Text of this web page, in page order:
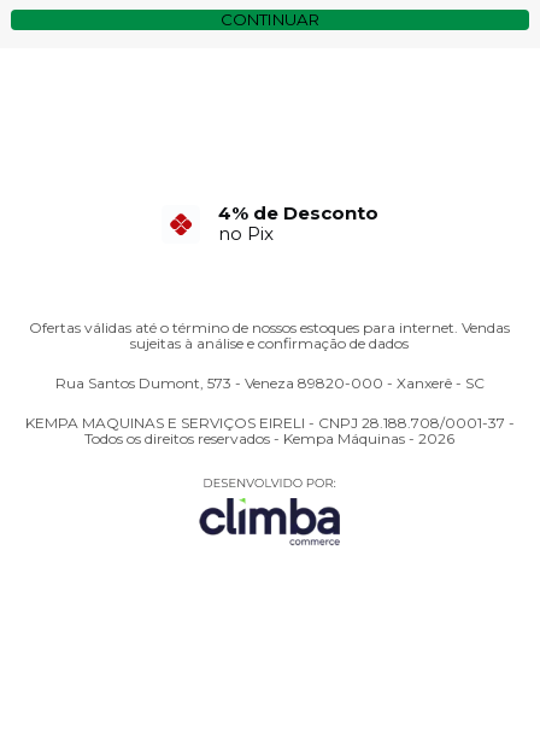
CONTINUAR
4% de Desconto
no Pix
Ofertas válidas até o término de nossos estoques para internet. Vendas
sujeitas à análise e confirmação de dados
Rua Santos Dumont, 573 - Veneza 89820-000 - Xanxerê - SC
KEMPA MAQUINAS E SERVIÇOS EIRELI - CNPJ 28.188.708/0001-37 -
Todos os direitos reservados - Kempa Máquinas - 2026